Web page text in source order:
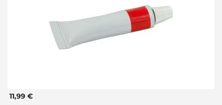
11,99 €